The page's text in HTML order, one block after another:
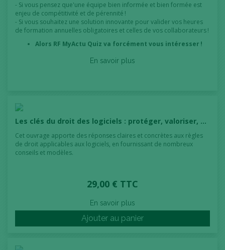
- Si vous pensez que'une équipe bien informée et bien formée est
enjeu de compétitivité et de pérennité !
- Si vous souhaitez une solution innovante pour valider vos heures
de formation annuelles obligatoires et celles de vos collaborateurs !
Alors RF MyActu Quiz va forcément vous intéresser !
En savoir plus
Les clés du droit des logiciels : protéger, valoriser, exploiter 2026
Cet ouvrage apporte des réponses claires et concrètes aux règles
de droit applicables aux logiciels, en fournissant de nombreux
conseils et modèles.
29,00 € TTC
En savoir plus
Ajouter au panier